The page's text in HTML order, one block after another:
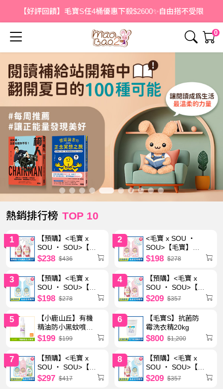
【好評回饋】毛寶S任4桶優惠下殺$2600✨自由搭不受限
0
熱銷排行榜 TOP 10
【預購】<毛寶 x
SOU ‧ SOU>【毛
寶】粉領精-多重酵
x2 送SO-SU-U十
數昆化妝包 - 預計8
月底起陸續出貨
$238 $436
1
<毛寶 x SOU ‧
SOU>【毛寶】貼
身衣物手洗精-玫瑰
SO-SU-U十數昆化
妝包
$198 $278
2
【預購】<毛寶 x
SOU ‧ SOU>【毛
寶】貼身衣物手洗
1000g x2 送SO-
SU-U十數昆化妝包
- 預計8月底起陸續
出貨
$198 $278
3
【預購】<毛寶 x
SOU ‧ SOU>【毛
寶】粉領精-多重酵
+ 毛寶貼身衣物手
洗精-玫瑰天竺葵
1000g 送SO-SU-U
十數昆化妝包 - 預
貨
$209 $357
4
【小鹿山丘】有機
精油防小黑蚊噴霧
60g
$199 $199
5
【毛寶S】抗菌防
霉洗衣精20kg
$800 $1,200
6
【預購】<毛寶 x
SOU ‧ SOU>【毛
寶】貼身衣物手洗
$297 $417
7
【預購】<毛寶 x
SOU ‧ SOU>【毛
寶】粉領精-多重酵
$209 $357
8